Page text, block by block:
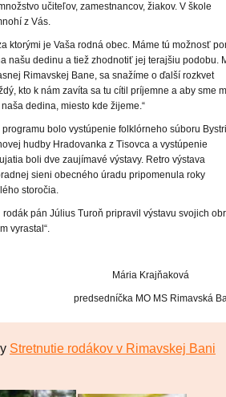
učiteľov, zamestnancov, žiakov. V škole
z Vás.
ktorými je Vaša rodná obec. Máme tú možnosť
našu dedinu a tiež zhodnotiť jej terajšiu podobu.
Rimavskej Bane, sa snažíme o ďalší rozkvet
kto k nám zavíta sa tu cítil príjemne a aby sme
dedina, miesto kde žijeme.“
bolo vystúpenie folklórneho súboru
hudby Hradovanka z Tisovca a vystúpenie
boli dve zaujímavé výstavy. Retro výstava
sieni obecného úradu pripomenula roky
storočia.
pán Július Turoň pripravil výstavu svojich
vyrastal“.
MS Rimavská
Stretnutie rodákov v Rimavskej Bani